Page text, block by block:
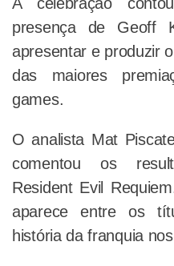
presença de Geoff
apresentar e produzir
das maiores
games.
O analista Mat
comentou os
Resident Evil
aparece entre os
história da franquia